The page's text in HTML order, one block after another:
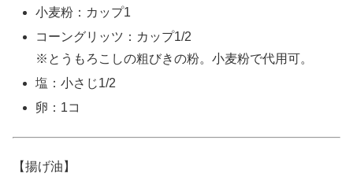
小麦粉：カップ1
コーングリッツ：カップ1/2
※とうもろこしの粗びきの粉。小麦粉で代用可。
塩：小さじ1/2
卵：1コ
【揚げ油】